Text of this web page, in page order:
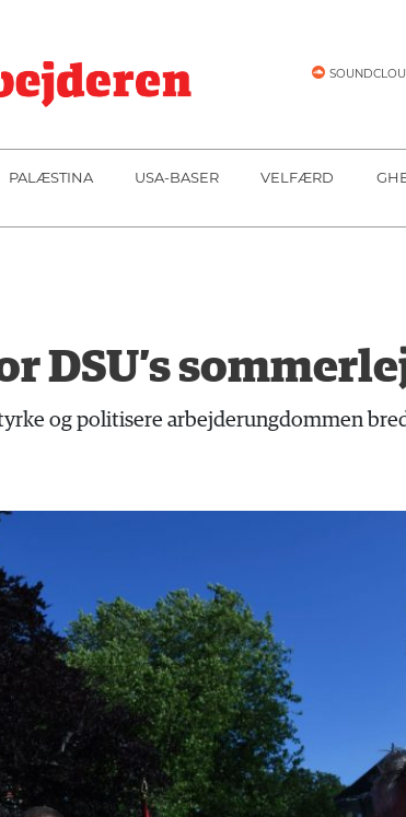
PALÆSTINA USA-BASER VELFÆRD
DSU’s
og politisere arbejderungdommen